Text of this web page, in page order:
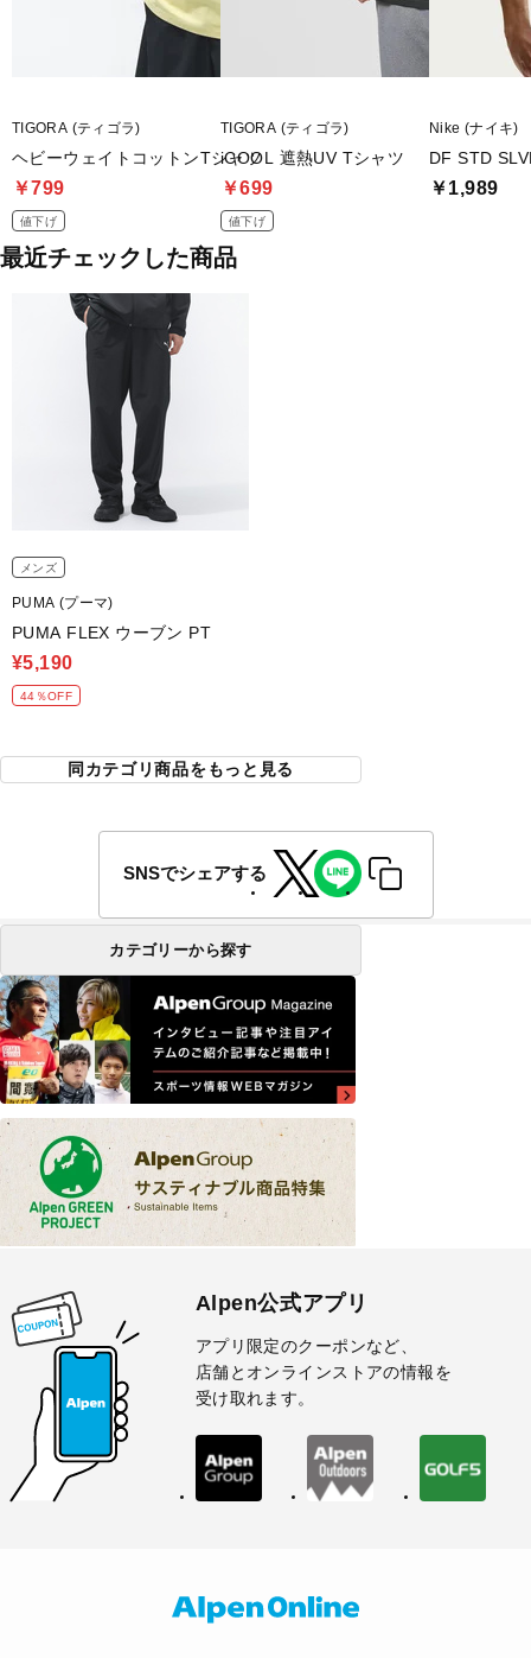
TIGORA (ティゴラ)
ヘビーウェイトコットンTシャツ
￥799
値下げ
TIGORA (ティゴラ)
iCOOL 遮熱UV Tシャツ
￥699
値下げ
Nike (ナイキ)
DF STD
￥1,989
最近チェックした商品
メンズ
PUMA (プーマ)
PUMA FLEX ウーブン PT
¥5,190
44％OFF
同カテゴリ商品をもっと見る
SNSでシェアする
カテゴリーから探す
Alpen公式アプリ
アプリ限定のクーポンなど、
店舗とオンラインストアの情報を
受け取れます。